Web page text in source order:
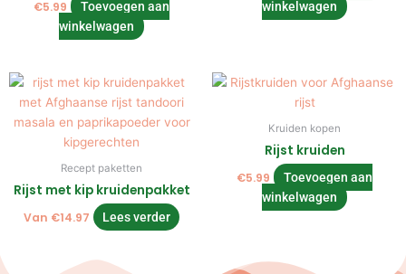
€5.99
Toevoegen aan
winkelwagen
winkelwagen
Recept paketten
Rijst met kip kruidenpakket
Van €14.97 Lees verder
Kruiden kopen
Rijst kruiden
€5.99
Toevoegen aan
winkelwagen